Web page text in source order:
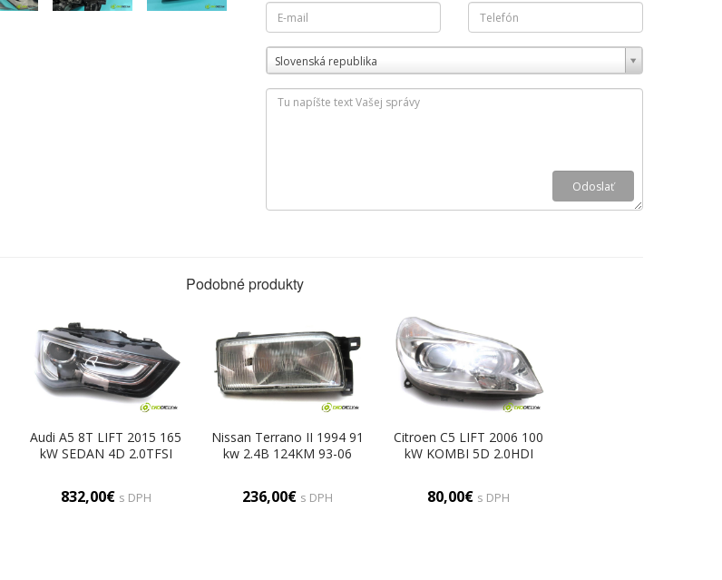
Slovenská republika
Podobné produkty
Audi A5 8T LIFT 2015 165
kW SEDAN 4D 2.0TFSI
8T0941006C (Pravé)
832,00€ s DPH
Nissan Terrano II 1994 91
kw 2.4B 124KM 93-06
236,00€ s DPH
Citroen C5 LIFT 2006 100
kW KOMBI 5D 2.0HDI
9661316580 (Pravé)
80,00€ s DPH